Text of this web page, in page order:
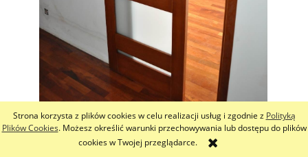
Strona korzysta z plików cookies w celu realizacji usług i zgodnie z Polityką
Plików Cookies. Możesz określić warunki przechowywania lub dostępu do plików
cookies w Twojej przeglądarce.